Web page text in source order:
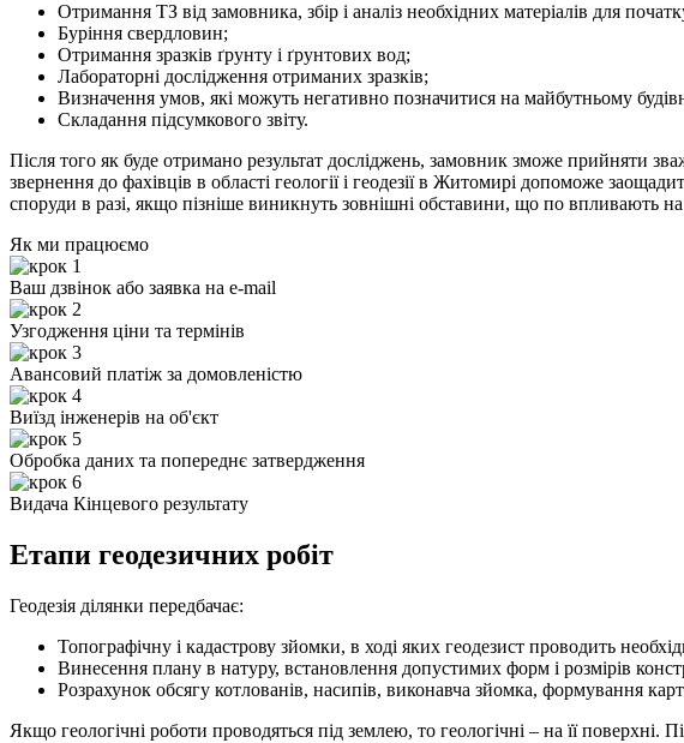
Отримання ТЗ від замовника, збір і аналіз необхідних матеріалів для
Буріння свердловин;
Отримання зразків ґрунту і ґрунтових вод;
Лабораторні дослідження отриманих зразків;
Визначення умов, які можуть негативно позначитися на майбутньому
Складання підсумкового звіту.
Після того як буде отримано результат досліджень, замовник зможе прийняти
звернення до фахівців в області геології і геодезії в Житомирі допоможе
споруди в разі, якщо пізніше виникнуть зовнішні обставини, що по впливають на
Як ми працюємо
Ваш дзвінок або заявка на e-mail
Узгодження ціни та термінів
Авансовий платіж за домовленістю
Виїзд інженерів на об'єкт
Обробка даних та попереднє затвердження
Видача Кінцевого результату
Етапи геодезичних робіт
Геодезія ділянки передбачає:
Топографічну і кадастрову зйомки, в ході яких геодезист проводить
Винесення плану в натуру, встановлення допустимих форм і розмірів
Розрахунок обсягу котлованів, насипів, виконавча зйомка, формування
Якщо геологічні роботи проводяться під землею, то геологічні – на її